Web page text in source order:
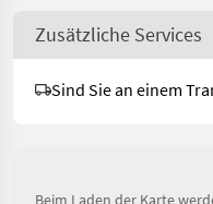
Zusätzliche Services
Sind Sie an einem
Beim Laden der Karte